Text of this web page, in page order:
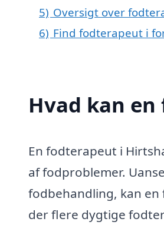
5) Oversigt over
6) Find fodterapeut i
Hvad kan
En fodterapeut i
af fodproblemer.
fodbehandling, kan
der flere dygtige